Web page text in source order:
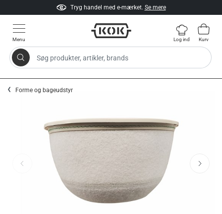
Tryg handel med e-mærket. Se mere
Menu
Søg produkter, artikler, brands
Log ind Kurv
Forme og bageudstyr